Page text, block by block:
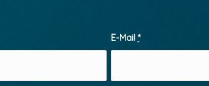
E-Mail *